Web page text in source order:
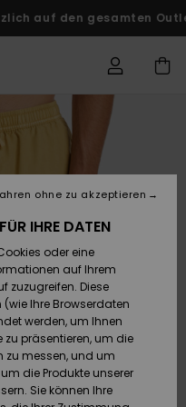
den gesamten Outlet-
IHRE DATEN
oder eine
auf Ihrem
zuzugreifen. Diese
Ihre Browserdaten
werden, um Ihnen
präsentieren, um die
zu messen, und um
die Produkte unserer
Sie können Ihre
ohne zu akzeptieren